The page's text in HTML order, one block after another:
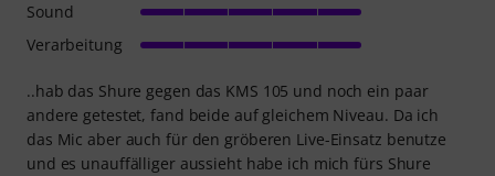
..hab das Shure gegen das KMS 105 und noch ein paar
andere getestet, fand beide auf gleichem Niveau. Da ich
das Mic aber auch für den gröberen Live-Einsatz benutze
und es unauffälliger aussieht habe ich mich fürs Shure
Sound
Verarbeitung